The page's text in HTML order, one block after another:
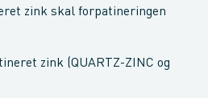
zink skal forpatineringen
zink (QUARTZ-ZINC og